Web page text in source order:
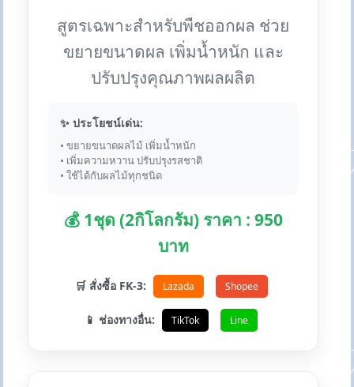
สูตรเฉพาะสำหรับพืชออกผล ช่วย
ขยายขนาดผล เพิ่มน้ำหนัก และ
ปรับปรุงคุณภาพผลผลิต
✨ ประโยชน์เด่น:
• ขยายขนาดผลไม้ เพิ่มน้ำหนัก
• เพิ่มความหวาน ปรับปรุงรสชาติ
• ใช้ได้กับผลไม้ทุกชนิด
💰 1ชุด (2กิโลกรัม) ราคา : 950
บาท
🛒 สั่งซื้อ FK-3: Lazada Shopee
📱 ช่องทางอื่น: TikTok Line